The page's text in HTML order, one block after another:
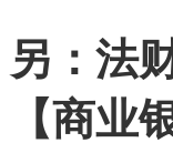
另：法
【商业